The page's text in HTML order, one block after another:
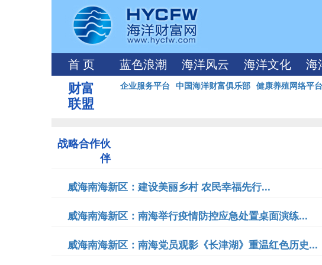
首 页 蓝色浪潮 海洋风云 海洋文化 海
财富
联盟
企业服务平台 中国海洋财富俱乐部 健康养殖网络平台
战略合作伙
伴
威海南海新区：建设美丽乡村 农民幸福先行...
威海南海新区：南海举行疫情防控应急处置桌面演练...
威海南海新区：南海党员观影《长津湖》重温红色历史...